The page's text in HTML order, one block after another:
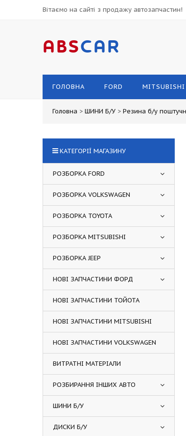
Вітаємо на сайті з продажу автозапчастин!
ABSCAR
ГОЛОВНА FORD MITSUBISHI
Головна > ШИНИ Б/У > Резина б/у
КАТЕГОРІЇ МАГАЗИНУ
РОЗБОРКА FORD
РОЗБОРКА VOLKSWAGEN
РОЗБОРКА TOYOTA
РОЗБОРКА MITSUBISHI
РОЗБОРКА JEEP
НОВІ ЗАПЧАСТИНИ ФОРД
НОВІ ЗАПЧАСТИНИ ТОЙОТА
НОВІ ЗАПЧАСТИНИ MITSUBISHI
НОВІ ЗАПЧАСТИНИ VOLKSWAGEN
ВИТРАТНІ МАТЕРІАЛИ
РОЗБИРАННЯ ІНШИХ АВТО
ШИНИ Б/У
ДИСКИ Б/У